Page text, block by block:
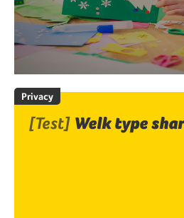
Privacy
[Test] Welk type